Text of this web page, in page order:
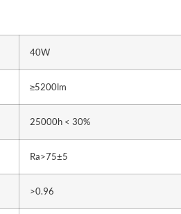
40W
≥5200lm
25000h < 30%
Ra>75±5
>0.96